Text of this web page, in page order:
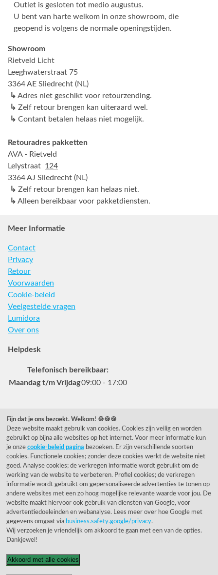
Outlet is gesloten tot medio augustus.
U bent van harte welkom in onze showroom, die
geopend is volgens de normale openingstijden.
Showroom
Rietveld Licht
Leeghwaterstraat 75
3364 AE Sliedrecht (NL)
↳ Adres niet geschikt voor retourzending.
↳ Zelf retour brengen kan uiteraard wel.
↳ Contant betalen helaas niet mogelijk.
Retouradres pakketten
AVA - Rietveld
Lelystraat 124
3364 AJ Sliedrecht (NL)
↳ Zelf retour brengen kan helaas niet.
↳ Alleen bereikbaar voor pakketdiensten.
Meer Informatie
Contact
Privacy
Retour
Voorwaarden
Cookie-beleid
Veelgestelde vragen
Lumidora
Over ons
Helpdesk
Telefonisch bereikbaar:
Maandag t/m Vrijdag09:00 - 17:00
Veelgestelde vragen
0031 78 615 44 15
helpdesk@rietveldlicht.nl
Facebook InstagramPinterest
Klantwaardering
"Zeer goed" - eKomi.be
Cijfer: 9.4 (3230 recensies)
Fijn dat je ons bezoekt. Welkom! 🍪🍪🍪
Deze website maakt gebruik van cookies. Cookies zijn veilig en worden
gebruikt op bijna alle websites op het internet. Voor meer informatie kun
je onze cookie-beleid pagina bezoeken. Er zijn verschillende soorten
cookies. Functionele cookies; zonder deze cookies werkt de website niet
goed. Analyse cookies; de verkregen informatie wordt gebruikt om de
werking van de website te verbeteren. Profiel cookies; de verkregen
informatie wordt gebruikt om gepersonaliseerde advertenties te tonen op
andere websites met een zo hoog mogelijke relevante waarde voor jou. De
website maakt hiervoor ook gebruik van diensten van Google, voor
advertentiedoeleinden en webanalyse. Lees meer over hoe Google met
gegevens omgaat via business.safety.google/privacy.
Wij verzoeken je vriendelijk om akkoord te gaan met een van de opties.
Dankjewel!
Akkoord met alle cookies